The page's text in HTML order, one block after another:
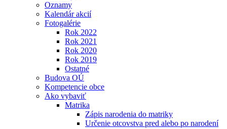
Oznamy
Kalendár akcií
Fotogalérie
Rok 2022
Rok 2021
Rok 2020
Rok 2019
Ostatné
Budova OÚ
Kompetencie obce
Ako vybaviť
Matrika
Zápis narodenia do matriky
Určenie otcovstva pred alebo po narodení